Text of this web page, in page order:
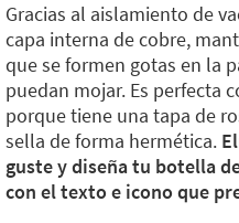
Gracias al aislamiento de
capa interna de cobre,
que se formen gotas en la
puedan mojar. Es perfecta
porque tiene una tapa de
sella de forma hermética.
guste y diseña tu botella
con el texto e icono que